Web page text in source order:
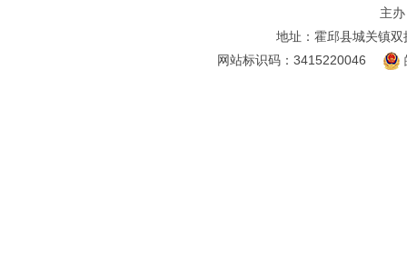
主
地址：霍邱县城关镇双
网站标识码：3415220046